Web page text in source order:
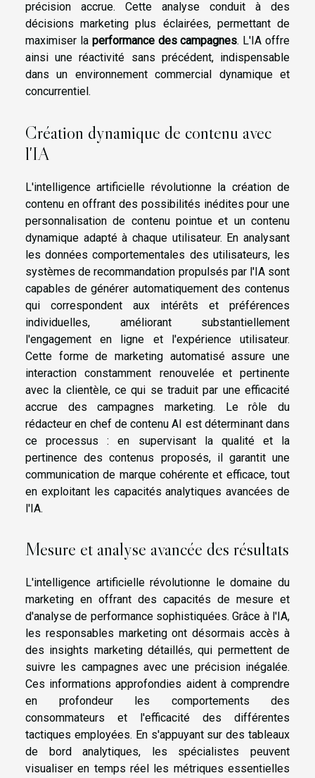
précision accrue. Cette analyse conduit à des
décisions marketing plus éclairées, permettant de
maximiser la performance des campagnes. L'IA offre
ainsi une réactivité sans précédent, indispensable
dans un environnement commercial dynamique et
concurrentiel.
Création dynamique de contenu avec
l'IA
L'intelligence artificielle révolutionne la création de
contenu en offrant des possibilités inédites pour une
personnalisation de contenu pointue et un contenu
dynamique adapté à chaque utilisateur. En analysant
les données comportementales des utilisateurs, les
systèmes de recommandation propulsés par l'IA sont
capables de générer automatiquement des contenus
qui correspondent aux intérêts et préférences
individuelles, améliorant substantiellement
l'engagement en ligne et l'expérience utilisateur.
Cette forme de marketing automatisé assure une
interaction constamment renouvelée et pertinente
avec la clientèle, ce qui se traduit par une efficacité
accrue des campagnes marketing. Le rôle du
rédacteur en chef de contenu AI est déterminant dans
ce processus : en supervisant la qualité et la
pertinence des contenus proposés, il garantit une
communication de marque cohérente et efficace, tout
en exploitant les capacités analytiques avancées de
l'IA.
Mesure et analyse avancée des résultats
L'intelligence artificielle révolutionne le domaine du
marketing en offrant des capacités de mesure et
d'analyse de performance sophistiquées. Grâce à l'IA,
les responsables marketing ont désormais accès à
des insights marketing détaillés, qui permettent de
suivre les campagnes avec une précision inégalée.
Ces informations approfondies aident à comprendre
en profondeur les comportements des
consommateurs et l'efficacité des différentes
tactiques employées. En s'appuyant sur des tableaux
de bord analytiques, les spécialistes peuvent
visualiser en temps réel les métriques essentielles